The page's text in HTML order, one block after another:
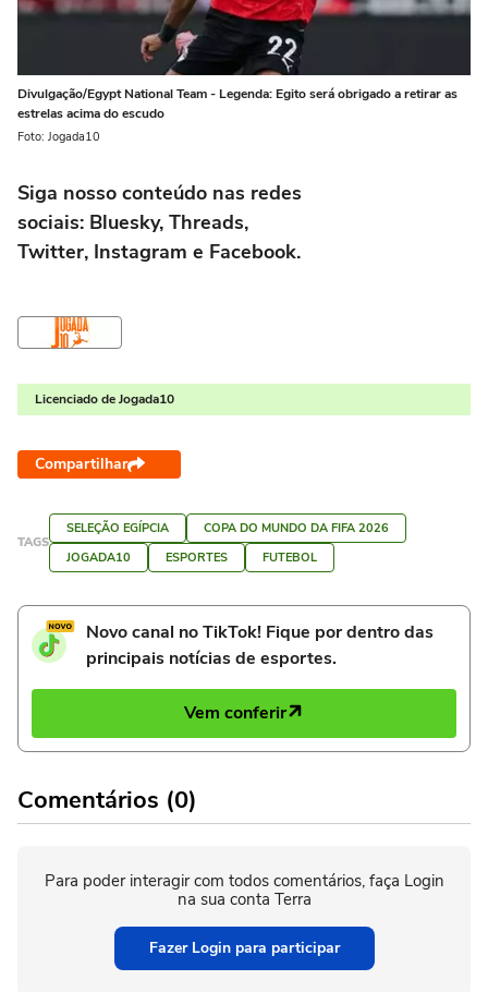
Divulgação/Egypt National Team - Legenda: Egito será obrigado a retirar as
estrelas acima do escudo
Foto: Jogada10
Siga nosso conteúdo nas redes
sociais: Bluesky, Threads,
Twitter, Instagram e Facebook.
Licenciado de Jogada10
Compartilhar
TAGS
SELEÇÃO EGÍPCIA
COPA DO MUNDO DA FIFA 2026
JOGADA10
ESPORTES FUTEBOL
Novo canal no TikTok! Fique por dentro das
principais notícias de esportes.
Vem conferir
Comentários (0)
Para poder interagir com todos comentários, faça Login
na sua conta Terra
Fazer Login para participar